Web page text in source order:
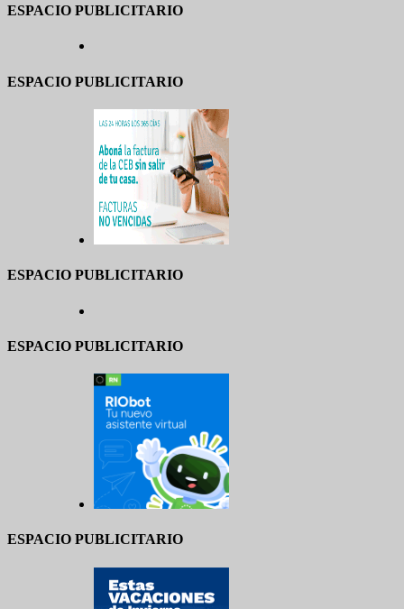
ESPACIO PUBLICITARIO
ESPACIO PUBLICITARIO
ESPACIO PUBLICITARIO
ESPACIO PUBLICITARIO
ESPACIO PUBLICITARIO